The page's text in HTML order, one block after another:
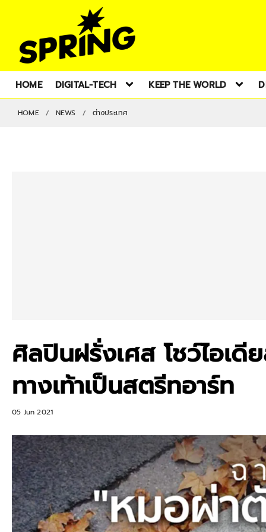
HOME DIGITAL-TECH KEEP THE WORLD
HOME NEWS ต่างประเทศ
ศิลปินฝรั่งเศส โชว์ไอเ
ทางเท้าเป็นสตรีทอาร์ท
05 Jun 2021